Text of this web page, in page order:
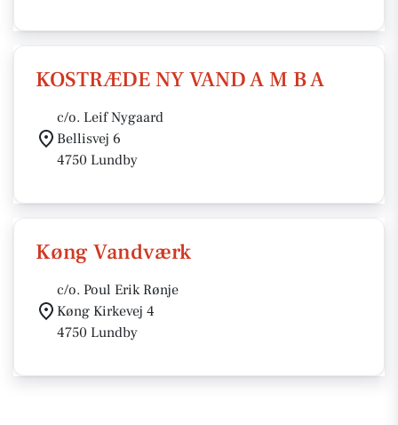
KOSTRÆDE NY VAND A M B A
c/o. Leif Nygaard
Bellisvej 6
4750 Lundby
Køng Vandværk
c/o. Poul Erik Rønje
Køng Kirkevej 4
4750 Lundby